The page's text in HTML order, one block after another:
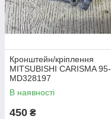
Кронштейн/кріплення
MITSUBISHI CARISMA
MD328197
В наявності
450 ₴